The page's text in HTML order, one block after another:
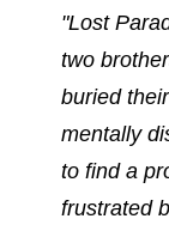
"Lost
two
buried
mentally
to find a
frustrated